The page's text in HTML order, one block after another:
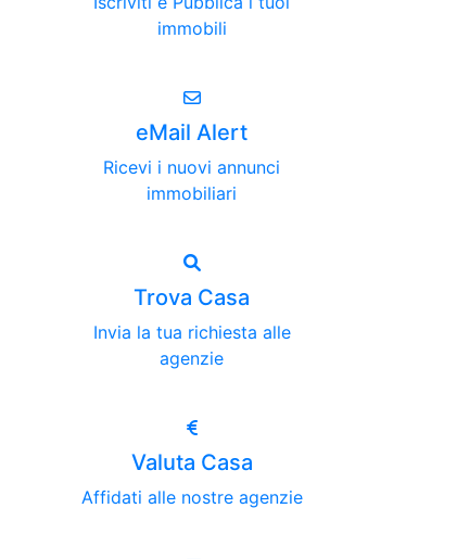
immobili
eMail Alert
Ricevi i nuovi annunci
immobiliari
Trova Casa
Invia la tua richiesta alle
agenzie
Valuta Casa
Affidati alle nostre agenzie